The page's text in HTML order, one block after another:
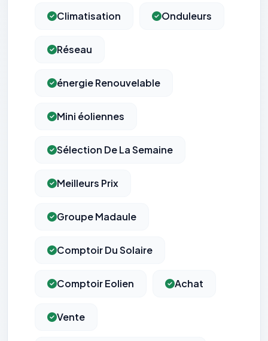
Climatisation Onduleurs
Réseau
énergie Renouvelable
Mini éoliennes
Sélection De La Semaine
Meilleurs Prix
Groupe Madaule
Comptoir Du Solaire
Comptoir Eolien Achat
Vente